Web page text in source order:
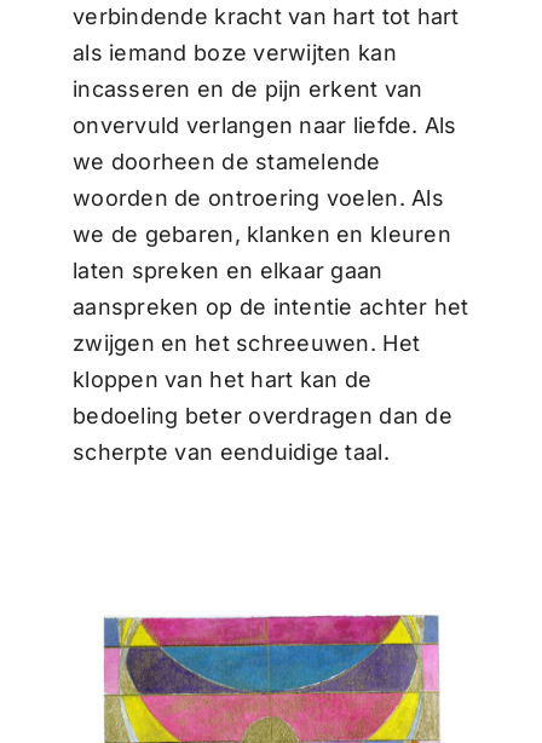
verbindende kracht van hart tot hart
als iemand boze verwijten kan
incasseren en de pijn erkent van
onvervuld verlangen naar liefde. Als
we doorheen de stamelende
woorden de ontroering voelen. Als
we de gebaren, klanken en kleuren
laten spreken en elkaar gaan
aanspreken op de intentie achter het
zwijgen en het schreeuwen. Het
kloppen van het hart kan de
bedoeling beter overdragen dan de
scherpte van eenduidige taal.